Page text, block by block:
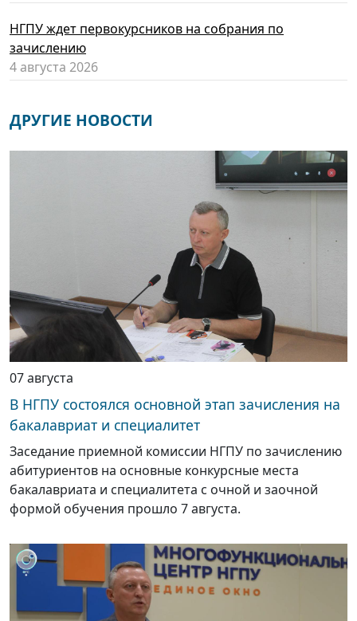
НГПУ ждет первокурсников на собрания по
зачислению
4 августа 2026
ДРУГИЕ НОВОСТИ
07 августа
В НГПУ состоялся основной этап зачисления на
бакалавриат и специалитет
Заседание приемной комиссии НГПУ по зачислению
абитуриентов на основные конкурсные места
бакалавриата и специалитета с очной и заочной
формой обучения прошло 7 августа.